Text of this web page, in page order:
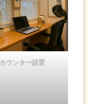
カウンター設置